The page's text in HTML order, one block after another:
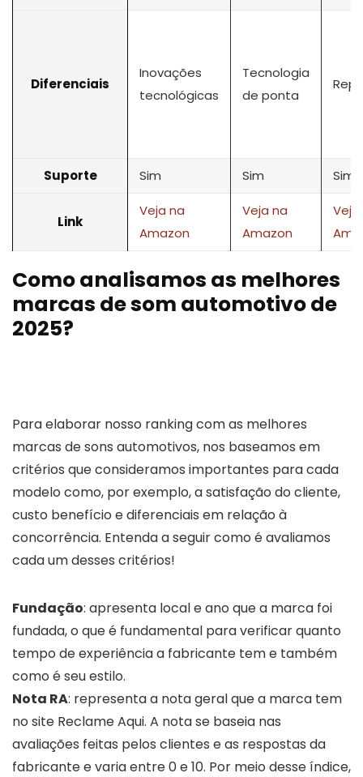
Diferenciais
Inovações
tecnológicas
Tecnologia
de ponta
Suporte Sim Sim Sim
Link
Veja na
Amazon
Veja na
Amazon
Veja
Como analisamos as melhores
marcas de som automotivo de
2025?
Para elaborar nosso ranking com as melhores
marcas de sons automotivos, nos baseamos em
critérios que consideramos importantes para cada
modelo como, por exemplo, a satisfação do cliente,
custo benefício e diferenciais em relação à
concorrência. Entenda a seguir como é avaliamos
cada um desses critérios!
Fundação: apresenta local e ano que a marca foi
fundada, o que é fundamental para verificar quanto
tempo de experiência a fabricante tem e também
como é seu estilo.
Nota RA: representa a nota geral que a marca tem
no site Reclame Aqui. A nota se baseia nas
avaliações feitas pelos clientes e as respostas da
fabricante e varia entre 0 e 10. Por meio desse índice,